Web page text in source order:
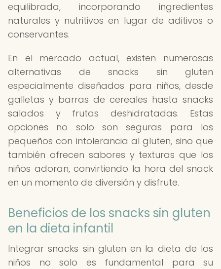
equilibrada, incorporando ingredientes
naturales y nutritivos en lugar de aditivos o
conservantes.
En el mercado actual, existen numerosas
alternativas de snacks sin gluten
especialmente diseñados para niños, desde
galletas y barras de cereales hasta snacks
salados y frutas deshidratadas. Estas
opciones no solo son seguras para los
pequeños con intolerancia al gluten, sino que
también ofrecen sabores y texturas que los
niños adoran, convirtiendo la hora del snack
en un momento de diversión y disfrute.
Beneficios de los snacks sin gluten
en la dieta infantil
Integrar snacks sin gluten en la dieta de los
niños no solo es fundamental para su